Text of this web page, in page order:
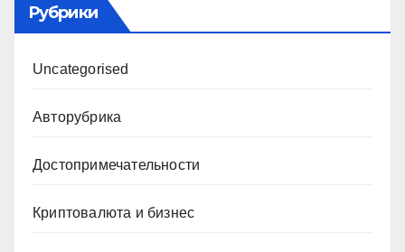
Рубрики
Uncategorised
Авторубрика
Достопримечательности
Криптовалюта и бизнес